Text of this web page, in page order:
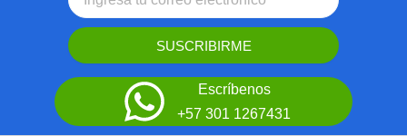
SUSCRIBIRME
Escríbenos
+57 301 1267431